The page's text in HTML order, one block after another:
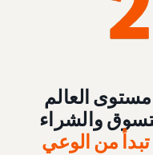
مستوى العالم
والشراء
من الوعي